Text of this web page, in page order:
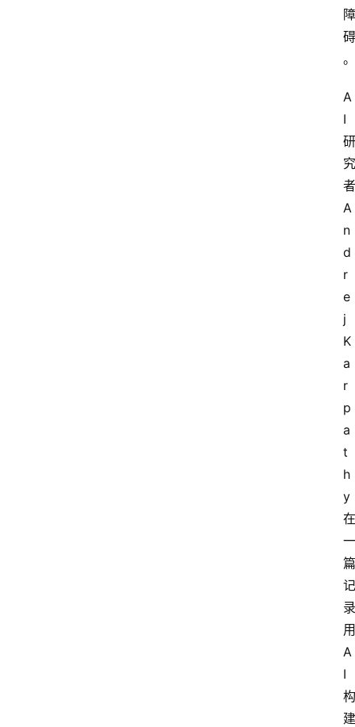
障
碍
。
A
I
研
究
者
A
n
d
r
e
j
K
a
r
p
a
t
h
y
在
一
篇
记
录
用
A
I
构
建